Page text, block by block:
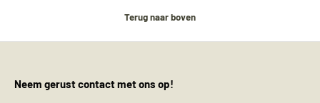
Terug naar boven
Neem gerust contact met ons op!